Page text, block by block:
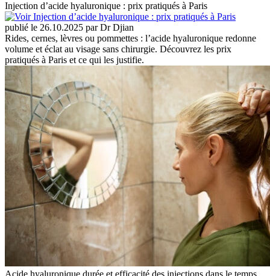
Injection d’acide hyaluronique : prix pratiqués à Paris
publié le 26.10.2025 par Dr Djian
Rides, cernes, lèvres ou pommettes : l’acide hyaluronique redonne
volume et éclat au visage sans chirurgie. Découvrez les prix
pratiqués à Paris et ce qui les justifie.
Acide hyaluronique durée et efficacité des injections dans le temps